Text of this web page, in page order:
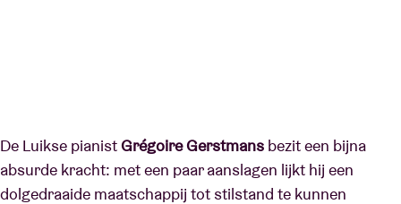
De Luikse pianistGrégoire Gerstmans bezit een bijna
absurde kracht: met een paar aanslagen lijkt hij een
dolgedraaide maatschappij tot stilstand te kunnen